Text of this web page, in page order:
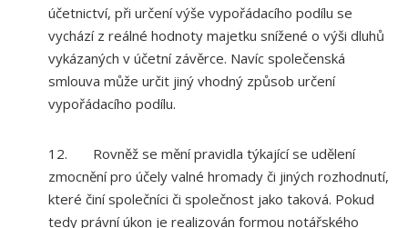
účetnictví, při určení výše vypořádacího podílu se
vychází z reálné hodnoty majetku snížené o výši dluhů
vykázaných v účetní závěrce. Navíc společenská
smlouva může určit jiný vhodný způsob určení
vypořádacího podílu.
12. Rovněž se mění pravidla týkající se udělení
zmocnění pro účely valné hromady či jiných rozhodnutí,
které činí společníci či společnost jako taková. Pokud
tedy právní úkon je realizován formou notářského